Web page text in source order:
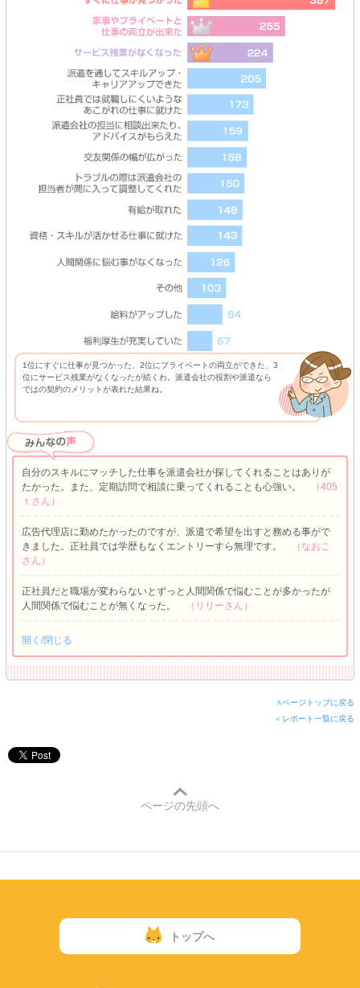
1位にすぐに仕事が見つかった、2位にプライベートの両立ができた、3
位にサービス残業がなくなったが続くわ。派遣会社の役割や派遣なら
ではの契約のメリットが表れた結果ね。
自分のスキルにマッチした仕事を派遣会社が探してくれることはありが
たかった。また、定期訪問で相談に乗ってくれることも心強い。
（405
ｔさん）
広告代理店に勤めたかったのですが、派遣で希望を出すと務める事がで
きました。正社員では学歴もなくエントリーすら無理です。
（なおこ
さん）
正社員だと職場が変わらないとずっと人間関係で悩むことが多かったが
人間関係で悩むことが無くなった。
（リリーさん）
開く/閉じる
∧ページトップに戻る
＜レポート一覧に戻る
ページの先頭へ
トップへ